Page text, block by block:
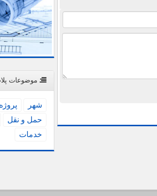
موضوعات
شهر پروژه
حمل و نقل
خدمات